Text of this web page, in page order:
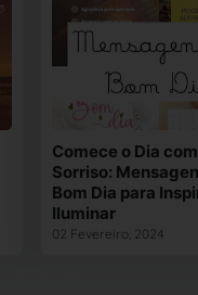
Comece o Dia
Sorriso:
Bom Dia para
Iluminar
02 Fevereiro, 2024